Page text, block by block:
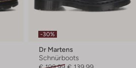
-30%
Dr Martens
Schnürboots